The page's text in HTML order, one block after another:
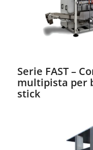
Serie FAST –
multipista per
stick